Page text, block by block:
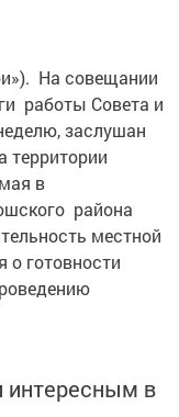
На совещании
работы Совета и
заслушан
территории
в
района
местной
готовности
в